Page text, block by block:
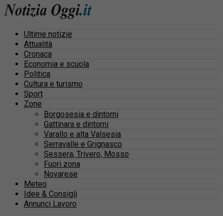
Ultime notizie
Attualità
Cronaca
Economia e scuola
Politica
Cultura e turismo
Sport
Zone
Borgosesia e dintorni
Gattinara e dintorni
Varallo e alta Valsesia
Serravalle e Grignasco
Sessera, Trivero, Mosso
Fuori zona
Novarese
Meteo
Idee & Consigli
Annunci Lavoro